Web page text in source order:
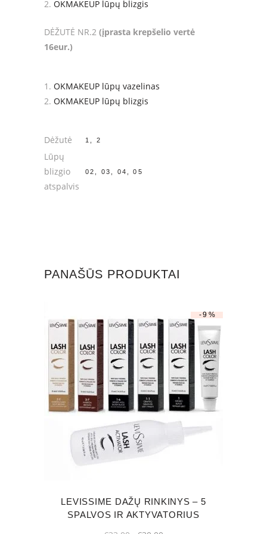
OKMAKEUP lūpų blizgis
DĖŽUTĖ NR.2 (įprasta krepšelio vertė
16eur.)
OKMAKEUP lūpų vazelinas
OKMAKEUP lūpų blizgis
Dėžutė 1, 2
Lūpų
blizgio
atspalvis
02, 03, 04, 05
PANAŠŪS PRODUKTAI
-9%
LEVISSIME DAŽŲ RINKINYS – 5
SPALVOS IR AKTYVATORIUS